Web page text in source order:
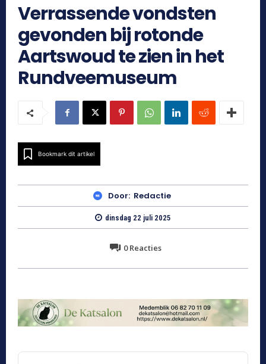
Verrassende vondsten
gevonden bij rotonde
Aartswoud te zien in het
Rundveemuseum
Bookmark dit artikel
Door: Redactie
dinsdag 22 juli 2025
0Reacties